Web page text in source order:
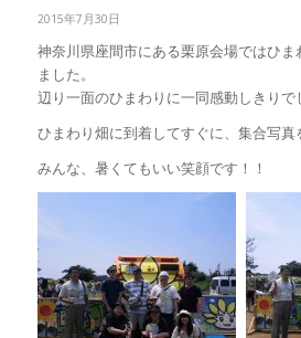
2015年7月30日
神奈川県座間市にある栗原会場ではひ
ま した。
辺り一面のひまわりに一同感動しきりで
ひまわり畑に到着してすぐに、集合写真
みんな、暑くてもいい笑顔です！！